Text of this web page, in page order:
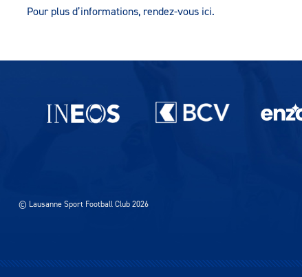
Pour plus d’informations, rendez-vous ici.
Partenaires du lausanne-Sport
© Lausanne Sport Football Club 2026